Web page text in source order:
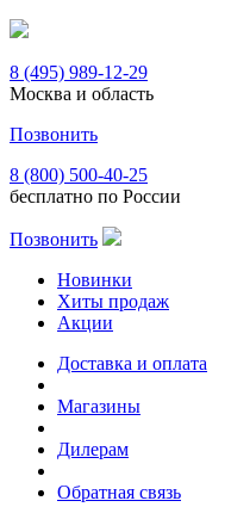
8 (495) 989-12-29
Москва и область
Позвонить
8 (800) 500-40-25
бесплатно по России
Позвонить
Новинки
Хиты продаж
Акции
Доставка и оплата
Магазины
Дилерам
Обратная связь